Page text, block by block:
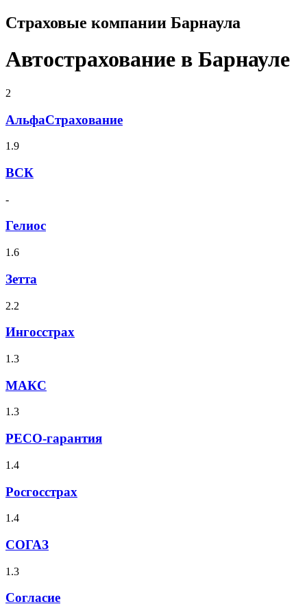
Страховые компании Барнаула
Автострахование в Барнауле
2
АльфаСтрахование
1.9
ВСК
-
Гелиос
1.6
Зетта
2.2
Ингосстрах
1.3
МАКС
1.3
РЕСО-гарантия
1.4
Росгосстрах
1.4
СОГАЗ
1.3
Согласие